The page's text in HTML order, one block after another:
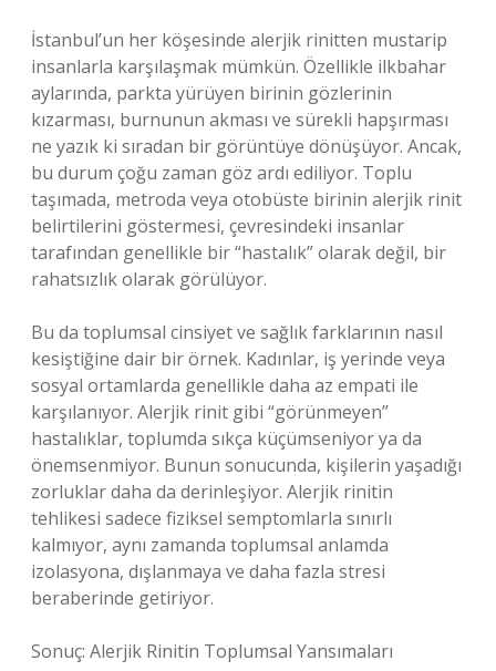
İstanbul’un her köşesinde alerjik rinitten mustarip
insanlarla karşılaşmak mümkün. Özellikle ilkbahar
aylarında, parkta yürüyen birinin gözlerinin
kızarması, burnunun akması ve sürekli hapşırması
ne yazık ki sıradan bir görüntüye dönüşüyor. Ancak,
bu durum çoğu zaman göz ardı ediliyor. Toplu
taşımada, metroda veya otobüste birinin alerjik rinit
belirtilerini göstermesi, çevresindeki insanlar
tarafından genellikle bir “hastalık” olarak değil, bir
rahatsızlık olarak görülüyor.
Bu da toplumsal cinsiyet ve sağlık farklarının nasıl
kesiştiğine dair bir örnek. Kadınlar, iş yerinde veya
sosyal ortamlarda genellikle daha az empati ile
karşılanıyor. Alerjik rinit gibi “görünmeyen”
hastalıklar, toplumda sıkça küçümseniyor ya da
önemsenmiyor. Bunun sonucunda, kişilerin yaşadığı
zorluklar daha da derinleşiyor. Alerjik rinitin
tehlikesi sadece fiziksel semptomlarla sınırlı
kalmıyor, aynı zamanda toplumsal anlamda
izolasyona, dışlanmaya ve daha fazla stresi
beraberinde getiriyor.
Sonuç: Alerjik Rinitin Toplumsal Yansımaları